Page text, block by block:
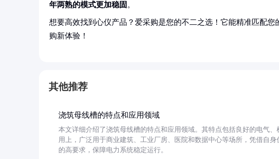
年两熟的模式更加稳固 。
想要高效找到心仪产品？爱采购是您的不二之选！它能精准匹配
购新体验！
其他推荐
浇筑母线槽的特点和应用领域
本文详细介绍了浇筑母线槽的特点和应用领域。其特点包括良好的电气
用上，广泛用于商业建筑、工业厂房、医院和数据中心等场所，凭借自
的高要求，保障电力系统稳定运行。